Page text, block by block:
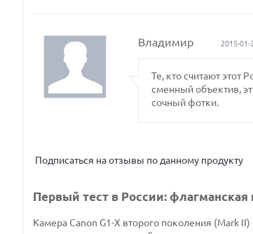
Владимир 2015-01-
Те, кто считают этот
сменный объектив,
сочный фотки.
Подписаться на отзывы по данному продукту
Первый тест в России: флагманская
Камера Canon G1-X второго поколения (Mark